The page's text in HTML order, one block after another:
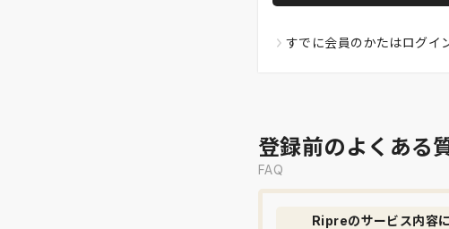
すでに会員のかたはログイ
登録前のよくある
FAQ
Ripreのサービス内容